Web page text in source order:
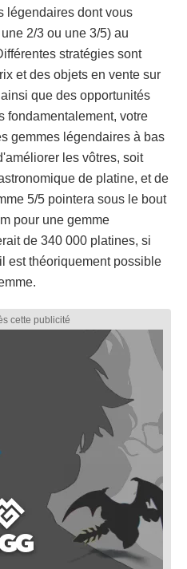
légendaires dont vous
2/3 ou une 3/5) au
stratégies sont
et des objets en vente sur
que des opportunités
fondamentalement, votre
gemmes légendaires à bas
les vôtres, soit
de platine, et de
5/5 pointera sous le bout
pour une gemme
de 340 000 platines, si
est théoriquement possible